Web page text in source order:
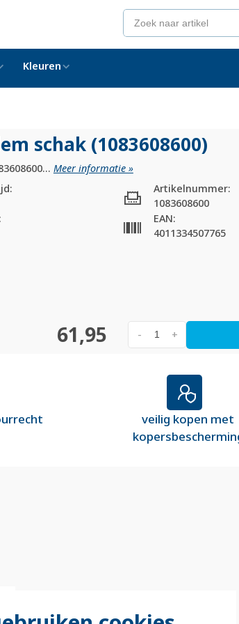
Kleuren
schak (1083608600)
Meer informatie »
Artikelnummer:
1083608600
EAN:
4011334507765
61,95 +
-
veilig kopen met